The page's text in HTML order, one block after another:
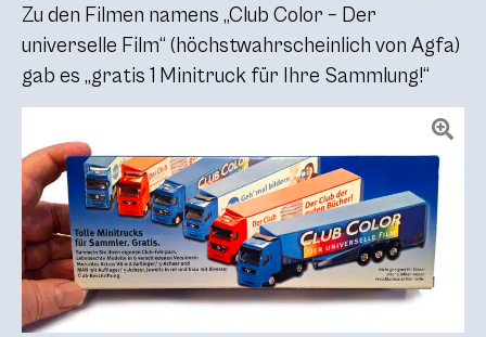
Zu den Filmen namens „Club Color – Der
universelle Film“ (höchstwahrscheinlich von Agfa)
gab es „gratis 1 Minitruck für Ihre Sammlung!“